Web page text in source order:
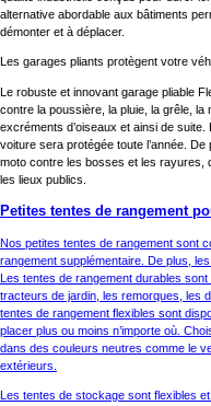
alternative abordable aux bâtiments
démonter et à déplacer.
Les garages pliants protègent votre
Le robuste et innovant garage pliable
contre la poussière, la pluie, la grêle,
excréments d’oiseaux et ainsi de
voiture sera protégée toute l’année.
moto contre les bosses et les rayures,
les lieux publics.
Petites tentes de rangement
Nos petites tentes de rangement sont
rangement supplémentaire. De plus,
Les tentes de rangement durables
tracteurs de jardin, les remorques, les
tentes de rangement flexibles sont
placer plus ou moins n’importe où.
dans des couleurs neutres comme le
extérieurs.
Les tentes de stockage sont flexibles